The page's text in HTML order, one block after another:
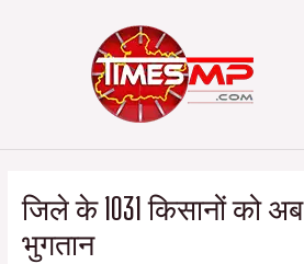
जिले के 1031 किसानों को अब
भुगतान
navigation